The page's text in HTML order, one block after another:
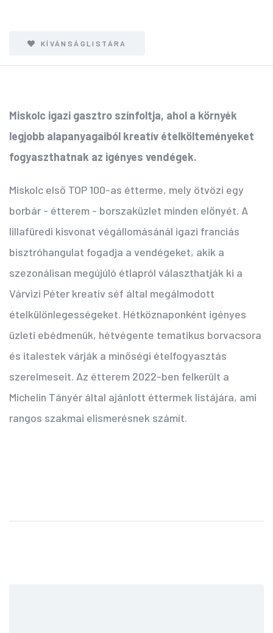
KÍVÁNSÁGLISTÁRA
Miskolc igazi gasztro színfoltja, ahol a környék
legjobb alapanyagaiból kreatív ételkölteményeket
fogyaszthatnak az igényes vendégek.
Miskolc első TOP 100-as étterme, mely ötvözi egy
borbár - étterem - borszaküzlet minden előnyét. A
lillafüredi kisvonat végállomásánál igazi franciás
bisztróhangulat fogadja a vendégeket, akik a
szezonálisan megújúló étlapról választhatják ki a
Várvizi Péter kreatív séf által megálmodott
ételkülönlegességeket. Hétköznaponként igényes
üzleti ebédmenük, hétvégente tematikus borvacsora
és italestek várják a minőségi ételfogyasztás
szerelmeseit. Az étterem 2022-ben felkerült a
Michelin Tányér által ajánlott éttermek listájára, ami
rangos szakmai elismerésnek számít.